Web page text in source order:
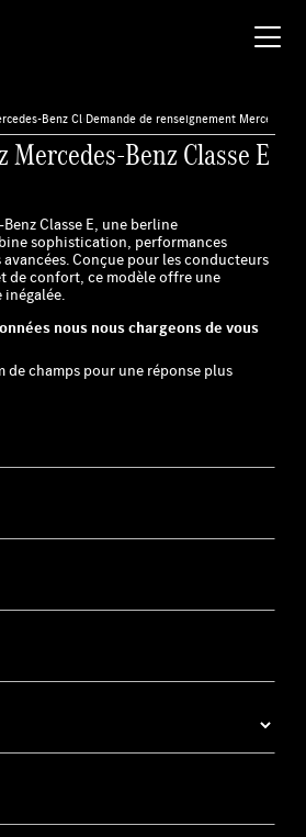
neufsBenz Classe E Berline
›Demande de renseignement Mercedes-
Mercedes-Benz Classe E
Classe E, une berline
sophistication, performances
Conçue pour les conducteurs
de confort, ce modèle offre une
nous nous chargeons de vous
de champs pour une réponse plus